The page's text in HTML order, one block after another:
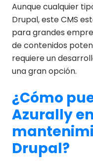
Aunque cualquier
Drupal, este CMS
para grandes
de contenidos
requiere un
una gran opción.
¿Cómo
Azurally
Drupal?